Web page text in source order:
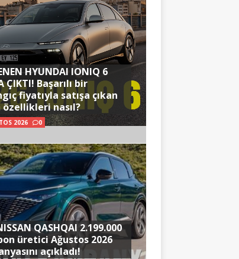
HYUNDAI IONIQ 6
ÇIKTI! Başarılı bir
fiyatıyla satışa çıkan
özellikleri nasıl?
2026 0
QASHQAI 2.199.000
üretici Ağustos 2026
açıkladı!